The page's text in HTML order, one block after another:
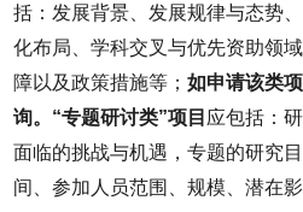
括：发展背景、发展规律与态势
化布局、学科交叉与优先资助领
障以及政策措施等；如申请该类
询。“专题研讨类”项目 应包括：
面临的挑战与机遇，专题的研究
间、参加人员范围、规模、潜在